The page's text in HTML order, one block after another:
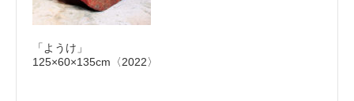
「ようけ」
125×60×135cm〈2022〉